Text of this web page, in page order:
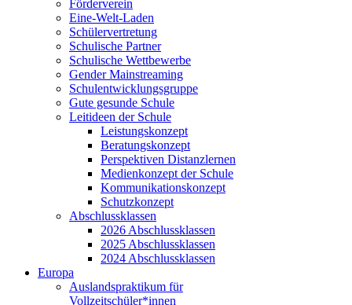
Förderverein
Eine-Welt-Laden
Schülervertretung
Schulische Partner
Schulische Wettbewerbe
Gender Mainstreaming
Schulentwicklungsgruppe
Gute gesunde Schule
Leitideen der Schule
Leistungskonzept
Beratungskonzept
Perspektiven Distanzlernen
Medienkonzept der Schule
Kommunikationskonzept
Schutzkonzept
Abschlussklassen
2026 Abschlussklassen
2025 Abschlussklassen
2024 Abschlussklassen
Europa
Auslandspraktikum für
Vollzeitschüler*innen